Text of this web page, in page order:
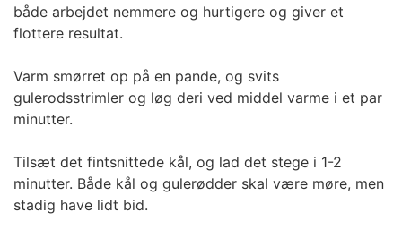
både arbejdet nemmere og hurtigere og giver et
flottere resultat.
Varm smørret op på en pande, og svits
gulerodsstrimler og løg deri ved middel varme i et par
minutter.
Tilsæt det fintsnittede kål, og lad det stege i 1-2
minutter. Både kål og gulerødder skal være møre, men
stadig have lidt bid.